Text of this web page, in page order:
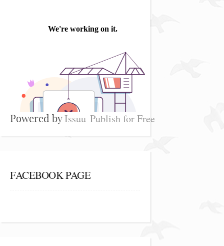
Powered byIssuu Publish for Free
FACEBOOK PAGE